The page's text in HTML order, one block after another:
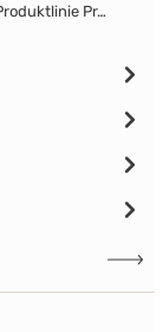
Pr…